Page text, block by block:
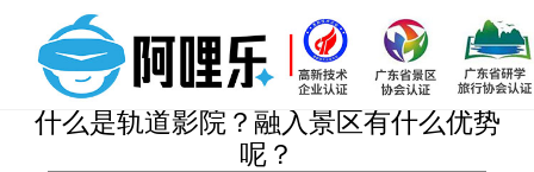
什么是轨道影院？融入景区有什么优势
呢？